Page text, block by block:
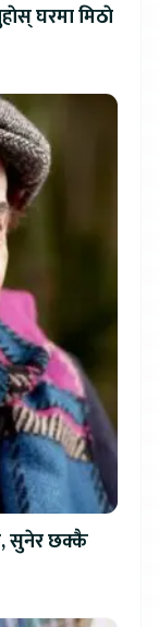
घरमा मिठाे
सुनेर छक्कै